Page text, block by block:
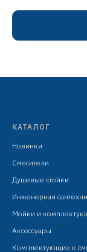
латунь,
ручная
шланг:
КАТАЛОГ
Новинки
Смесители
Душевые стойки
Инженерная
Мойки и
Аксессуары
Комплектующие к